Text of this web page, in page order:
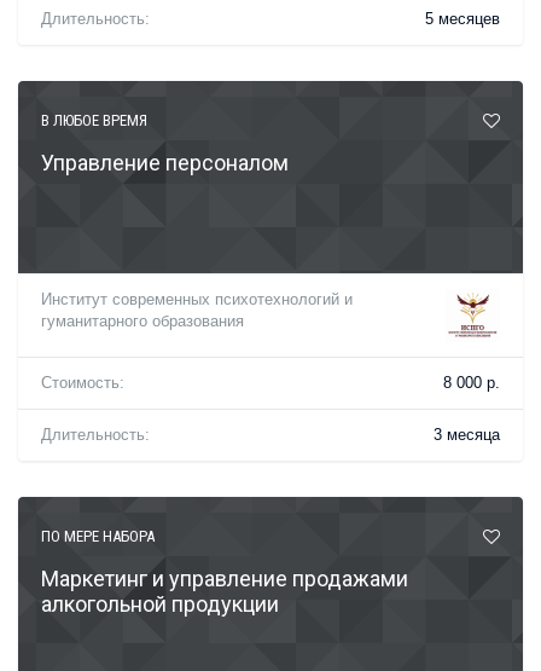
Длительность: 5 месяцев
В ЛЮБОЕ ВРЕМЯ
Управление персоналом
Институт современных психотехнологий и
гуманитарного образования
Стоимость: 8 000 р.
Длительность: 3 месяца
ПО МЕРЕ НАБОРА
Маркетинг и управление продажами
алкогольной продукции